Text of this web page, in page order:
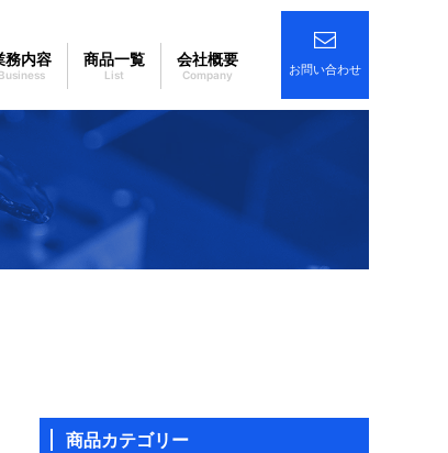
務内容 商品一覧 会社概要
お問い合わせ
商品カテゴリー